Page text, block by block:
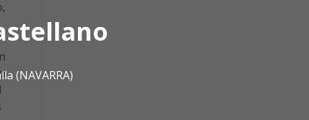
(NAVARRA)